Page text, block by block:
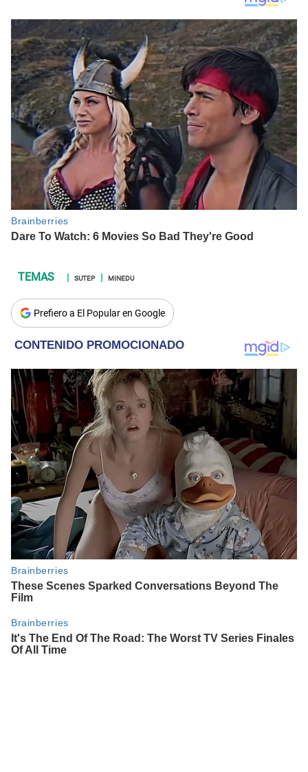
SUTEP MINEDU
Prefiero a El Popular en Google